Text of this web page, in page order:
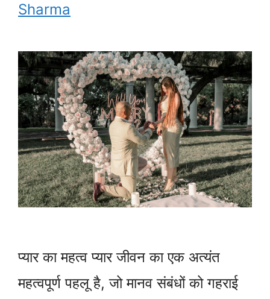
Sharma
प्यार का महत्व प्यार जीवन का एक अत्यंत
महत्वपूर्ण पहलू है, जो मानव संबंधों को गहराई